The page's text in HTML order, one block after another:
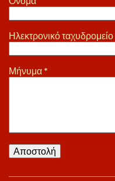
Ηλεκτρονικό ταχυδρομείο
Μήνυμα *